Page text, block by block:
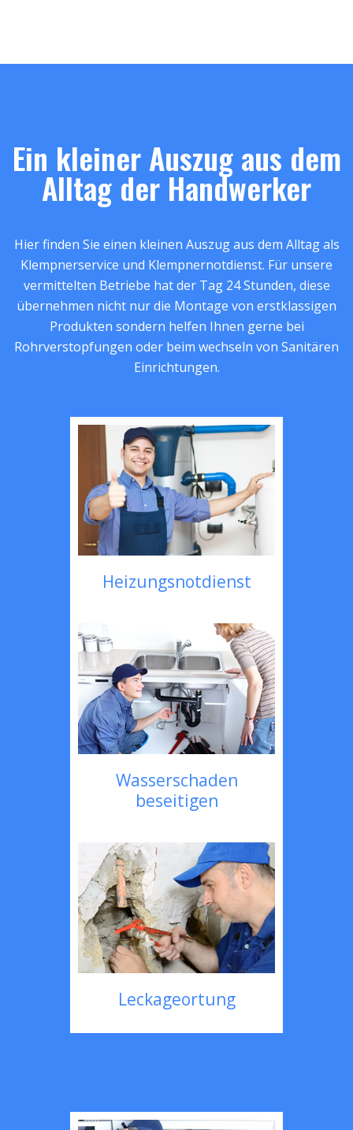
Ein kleiner Auszug aus dem
Alltag der Handwerker
Hier finden Sie einen kleinen Auszug aus dem Alltag als
Klempnerservice und Klempnernotdienst. Für unsere
vermittelten Betriebe hat der Tag 24 Stunden, diese
übernehmen nicht nur die Montage von erstklassigen
Produkten sondern helfen Ihnen gerne bei
Rohrverstopfungen oder beim wechseln von Sanitären
Einrichtungen.
Heizungsnotdienst
Wasserschaden
beseitigen
Leckageortung